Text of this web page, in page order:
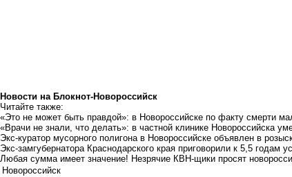
Новости на Блoкнoт-Новороссийск
Читайте также:
«Это не может быть правдой»: в Новороссийске по факту смерти
«Врачи не знали, что делать»: в частной клинике Новороссийска
Экс-куратор мусорного полигона в Новороссийске объявлен в
Экс-замгубернатора Краснодарского края приговорили к 5,5 годам
Любая сумма имеет значение! Незрячие КВН-щики просят
Новороссийск